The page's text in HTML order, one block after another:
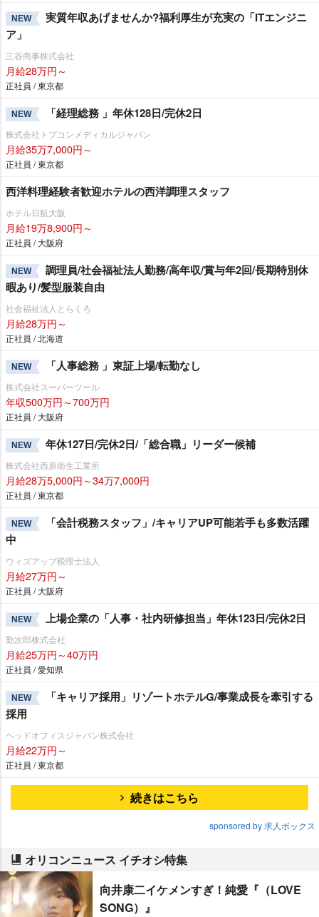
NEW
実質年収あげませんか?福利厚生が充実の「ITエンジニ
ア」
三谷商事株式会社
月給28万円～
正社員 / 東京都
NEW 「経理総務 」年休128日/完休2日
株式会社トプコンメディカルジャパン
月給35万7,000円～
正社員 / 東京都
西洋料理経験者歓迎ホテルの西洋調理スタッフ
ホテル日航大阪
月給19万8,900円～
正社員 / 大阪府
NEW
調理員/社会福祉法人勤務/高年収/賞与年2回/長期特別休
暇あり/髪型服装自由
社会福祉法人とらくろ
月給28万円～
正社員 / 北海道
NEW 「人事総務 」東証上場/転勤なし
株式会社スーパーツール
年収500万円～700万円
正社員 / 大阪府
NEW 年休127日/完休2日/「総合職」リーダー候補
株式会社西原衛生工業所
月給28万5,000円～34万7,000円
正社員 / 東京都
NEW
「会計税務スタッフ」/キャリアUP可能若手も多数活躍
中
ウィズアップ税理士法人
月給27万円～
正社員 / 大阪府
NEW 上場企業の「人事・社内研修担当」年休123日/完休2日
勤次郎株式会社
月給25万円～40万円
正社員 / 愛知県
NEW
「キャリア採用」リゾートホテルG/事業成長を牽引する
採用
ヘッドオフィスジャパン株式会社
月給22万円～
正社員 / 東京都
続きはこちら
sponsored by 求人ボックス
オリコンニュース イチオシ特集
向井康二イケメンすぎ！純愛『（LOVE
SONG）』